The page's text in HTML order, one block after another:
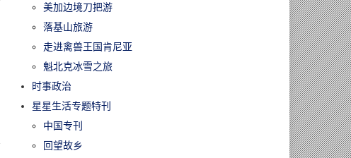
美加边境刀把游
落基山旅游
走进禽兽王国肯尼亚
魁北克冰雪之旅
时事政治
星星生活专题特刊
中国专刊
回望故乡